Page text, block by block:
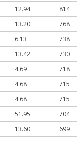
12.94
814
13.20
768
6.13
738
13.42
730
4.69
718
4.68
715
4.68
715
51.95
704
13.60 699